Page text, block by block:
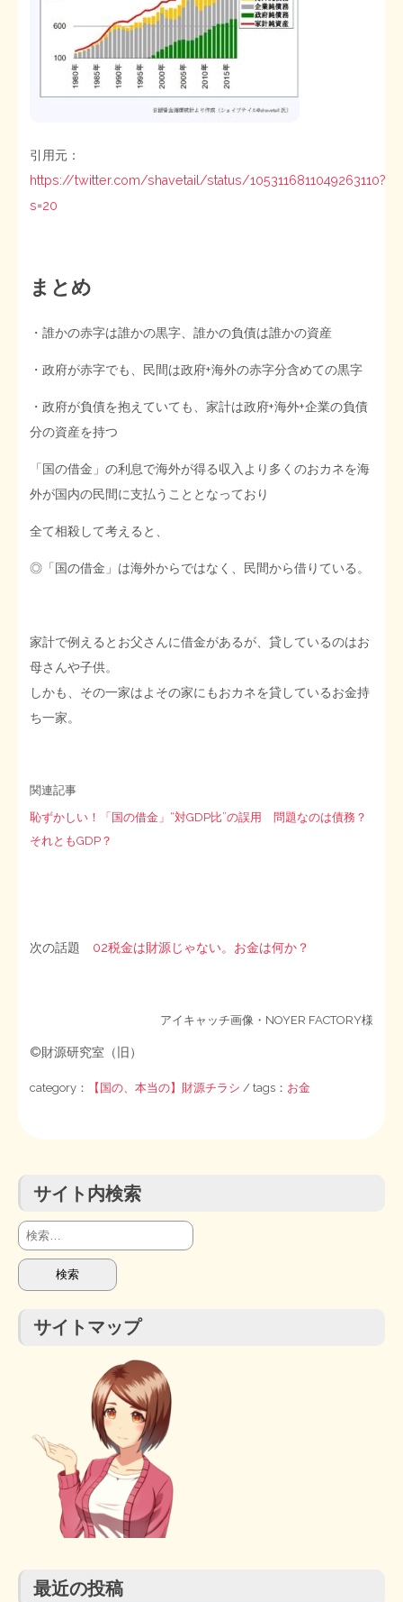
引用元：
https://twitter.com/shavetail/status/1053116811049263110?
s=20
まとめ
・誰かの赤字は誰かの黒字、誰かの負債は誰かの資産
・政府が赤字でも、民間は政府+海外の赤字分含めての黒字
・政府が負債を抱えていても、家計は政府+海外+企業の負債
分の資産を持つ
「国の借金」の利息で海外が得る収入より多くのおカネを海
外が国内の民間に支払うこととなっており
全て相殺して考えると、
◎「国の借金」は海外からではなく、民間から借りている。
家計で例えるとお父さんに借金があるが、貸しているのはお
母さんや子供。
しかも、その一家はよその家にもおカネを貸しているお金持
ち一家。
関連記事
恥ずかしい！「国の借金」“対GDP比”の誤用 問題なのは債務？
それともGDP？
次の話題 02税金は財源じゃない。お金は何か？
アイキャッチ画像・NOYER FACTORY様
©財源研究室（旧）
category： 【国の、本当の】財源チラシ / tags： お金
サイト内検索
検
索:
サイトマップ
最近の投稿